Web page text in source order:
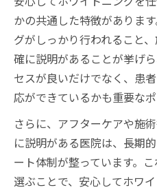
かの共通した特徴がありま
グがしっかり行われること
確に説明があることが挙げ
セスが良いだけでなく、患
応ができているかも重要なポ
さらに、アフターケアや施
に説明がある医院は、長期
ート体制が整っています。
選ぶことで、安心してホワ